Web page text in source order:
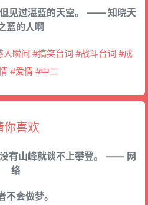
见过湛蓝的天空。 —— 知晓天
蓝的人啊
瞬间 #搞笑台词 #战斗台词 #成
#爱情 #中二
你喜欢
有山峰就谈不上攀登。 —— 网
络
不会做梦。